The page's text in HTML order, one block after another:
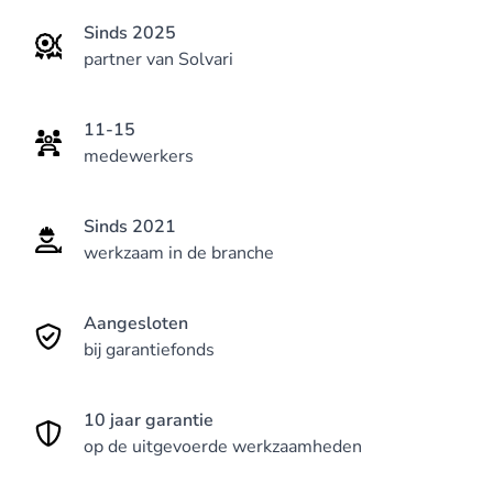
Sinds 2025
partner van Solvari
11-15
medewerkers
Sinds 2021
werkzaam in de branche
Aangesloten
bij garantiefonds
10 jaar garantie
op de uitgevoerde werkzaamheden